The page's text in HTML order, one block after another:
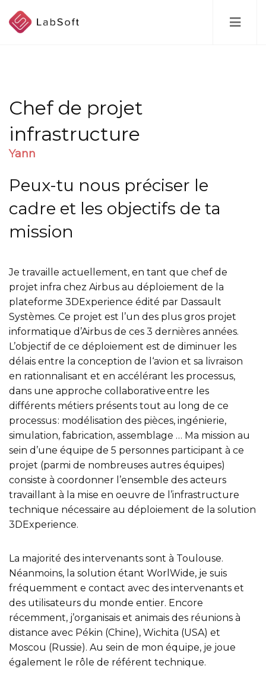
main
Chef de projet
infrastructure
Yann
Peux-tu nous préciser le
cadre et les objectifs de ta
mission
Je travaille actuellement, en tant que chef de
projet infra chez Airbus au déploiement de la
plateforme 3DExperience édité par Dassault
Systèmes. Ce projet est l’un des plus gros projet
informatique d’Airbus de ces 3 dernières années.
L’objectif de ce déploiement est de diminuer les
délais entre la conception de l‘avion et sa livraison
en rationnalisant et en accélérant les processus,
dans une approche collaborative entre les
différents métiers présents tout au long de ce
processus : modélisation des pièces, ingénierie,
simulation, fabrication, assemblage … Ma mission au
sein d’une équipe de 5 personnes participant à ce
projet (parmi de nombreuses autres équipes)
consiste à coordonner l’ensemble des acteurs
travaillant à la mise en oeuvre de l’infrastructure
technique nécessaire au déploiement de la solution
3DExperience.
La majorité des intervenants sont à Toulouse.
Néanmoins, la solution étant WorlWide, je suis
fréquemment e contact avec des intervenants et
des utilisateurs du monde entier. Encore
récemment, j’organisais et animais des réunions à
distance avec Pékin (Chine), Wichita (USA) et
Moscou (Russie). Au sein de mon équipe, je joue
également le rôle de référent technique.